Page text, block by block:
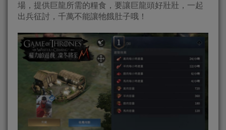
場，提供巨龍所需的糧食，要讓巨龍頭好壯壯，一起
出兵征討，千萬不能讓牠餓肚子哦！